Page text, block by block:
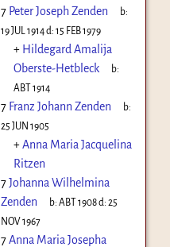
7 Peter Joseph Zenden
b:
19 JUL 1914d: 15 FEB 1979
+ Hildegard Amalija
Oberste-Hetbleck
b:
ABT 1914
7 Franz Johann Zenden
b:
25 JUN 1905
+Anna Maria Jacquelina
Ritzen
7Johanna Wilhelmina
Zenden
b:ABT 1908d:25
NOV 1967
7Anna Maria Josepha